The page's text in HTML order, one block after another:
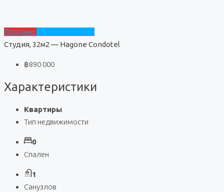
Продано
Студия, 32м2 — Hagone Condotel
฿890 000
Характеристики
Квартиры
Тип недвижимости
0
Спален
1
Санузлов